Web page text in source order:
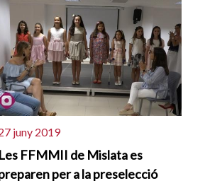
juny 2019
Les FFMMII de Mislata es
per a la preselecció